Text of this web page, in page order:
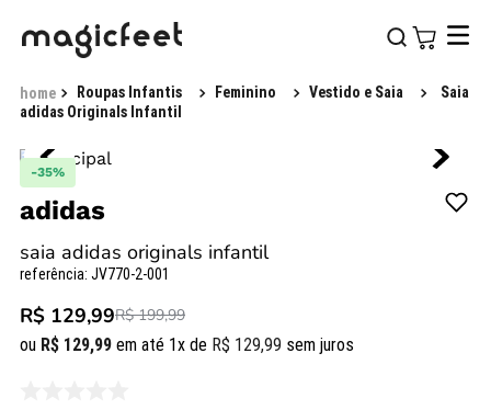
Roupas Infantis Feminino Vestido e Saia
Saia
adidas Originals Infantil
-35%
adidas
saia adidas originals infantil
referência: JV770-2-001
R$ 129,99R$ 199,99
ou R$ 129,99 em até 1x de R$ 129,99 sem juros